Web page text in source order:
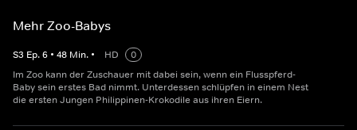
Mehr Zoo-Babys
S3 Ep.6 • 48 Min. • HD
0
Im Zoo kann der Zuschauer mit dabei sein, wenn ein Flusspferd-
Baby sein erstes Bad nimmt. Unterdessen schlüpfen in einem Nest
die ersten Jungen Philippinen-Krokodile aus ihren Eiern.